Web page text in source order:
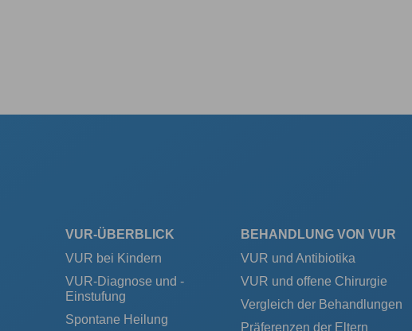
VUR-ÜBERBLICK
VUR bei Kindern
VUR-Diagnose und -
Einstufung
Spontane Heilung
BEHANDLUNG VON VUR
VUR und Antibiotika
VUR und offene Chirurgie
Vergleich der Behandlungen
Präferenzen der Eltern